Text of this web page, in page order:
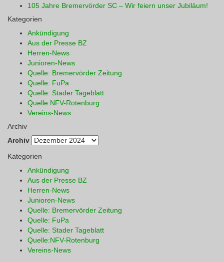
105 Jahre Bremervörder SC – Wir feiern unser Jubiläum!
Kategorien
Ankündigung
Aus der Presse BZ
Herren-News
Junioren-News
Quelle: Bremervörder Zeitung
Quelle: FuPa
Quelle: Stader Tageblatt
Quelle:NFV-Rotenburg
Vereins-News
Archiv
Archiv
Kategorien
Ankündigung
Aus der Presse BZ
Herren-News
Junioren-News
Quelle: Bremervörder Zeitung
Quelle: FuPa
Quelle: Stader Tageblatt
Quelle:NFV-Rotenburg
Vereins-News